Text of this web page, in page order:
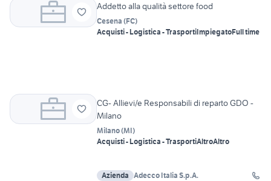
Addetto alla qualità settore food
Cesena (FC)
Acquisti - Logistica - TrasportiImpiegatoFull time
CG- Allievi/e Responsabili di reparto GDO -
Milano
Milano(MI)
Acquisti - Logistica - TrasportiAltroAltro
Azienda Adecco Italia S.p.A.